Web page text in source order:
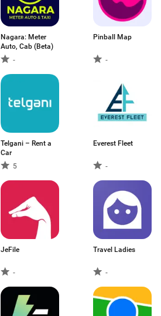
Nagara: Meter
Auto, Cab (Beta)
-
Pinball Map
-
Telgani – Rent a
Car
5
Everest Fleet
-
JeFile
-
Travel Ladies
-